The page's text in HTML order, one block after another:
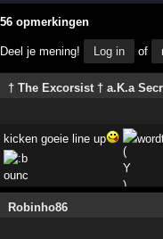
56 opmerkingen
Deel je mening! Log in of
† The Excorsist † a.K.a
kicken goeie line up
Robinho86